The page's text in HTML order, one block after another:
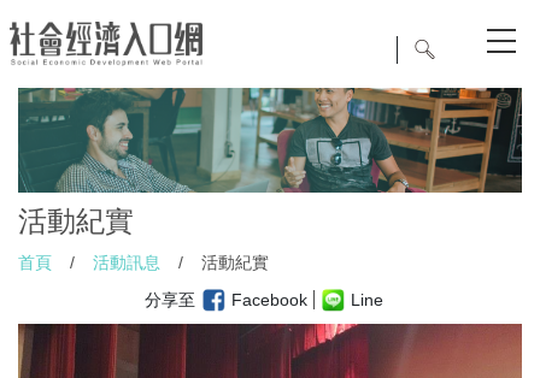
活動紀實
首頁 / 活動訊息 /
活動紀實
分享至
Facebook Line